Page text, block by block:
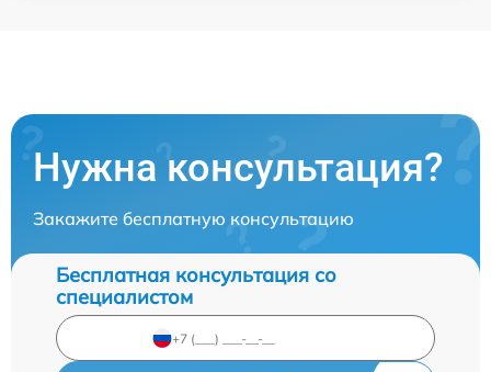
Нужна консультация?
Закажите бесплатную консультацию
Бесплатная консультация со
специалистом